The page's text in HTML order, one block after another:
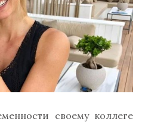
своему коллеге